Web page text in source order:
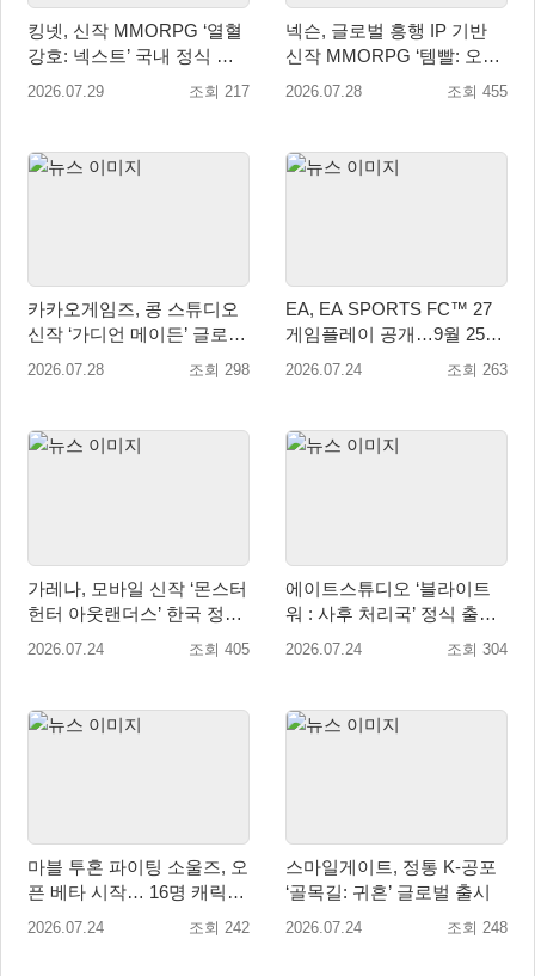
킹넷, 신작 MMORPG ‘열혈
강호: 넥스트’ 국내 정식 출
시
2026.07.29 조회 217
넥슨, 글로벌 흥행 IP 기반
신작 MMORPG ‘템빨: 오버
기어드’ 타이틀명 확정!
2026.07.28 조회 455
카카오게임즈, 콩 스튜디오
신작 ‘가디언 메이든’ 글로벌
퍼블리싱 계약
2026.07.28 조회 298
EA, EA SPORTS FC™ 27
게임플레이 공개…9월 25일
전 세계 출시
2026.07.24 조회 263
가레나, 모바일 신작 ‘몬스터
헌터 아웃랜더스’ 한국 정식
출시 확정… 사전예약 시작
2026.07.24 조회 405
에이트스튜디오 ‘블라이트
워 : 사후 처리국’ 정식 출
시… 사전예약자 50만 명 달
2026.07.24 조회 304
마블 투혼 파이팅 소울즈, 오
픈 베타 시작… 16명 캐릭터
공개
2026.07.24 조회 242
스마일게이트, 정통 K-공포
‘골목길: 귀흔’ 글로벌 출시
2026.07.24 조회 248